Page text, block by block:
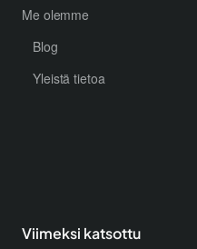
Me olemme
Blog
Yleistä tietoa
Viimeksi katsottu